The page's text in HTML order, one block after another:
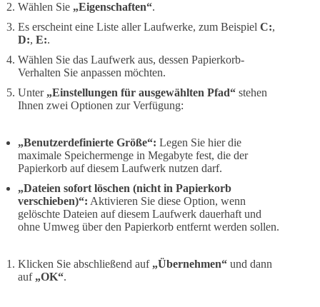
Wählen Sie „Eigenschaften“.
Es erscheint eine Liste aller Laufwerke, zum Beispiel C:,
D:, E:.
Wählen Sie das Laufwerk aus, dessen Papierkorb-
Verhalten Sie anpassen möchten.
Unter „Einstellungen für ausgewählten Pfad“ stehen
Ihnen zwei Optionen zur Verfügung:
„Benutzerdefinierte Größe“: Legen Sie hier die
maximale Speichermenge in Megabyte fest, die der
Papierkorb auf diesem Laufwerk nutzen darf.
„Dateien sofort löschen (nicht in Papierkorb
verschieben)“: Aktivieren Sie diese Option, wenn
gelöschte Dateien auf diesem Laufwerk dauerhaft und
ohne Umweg über den Papierkorb entfernt werden sollen.
Klicken Sie abschließend auf „Übernehmen“ und dann
auf „OK“.